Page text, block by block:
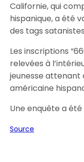
Californie, qui
hispanique, a été
des tags
Les inscriptions
relevées à
jeunesse attenant
américaine
Une enquête a
Source